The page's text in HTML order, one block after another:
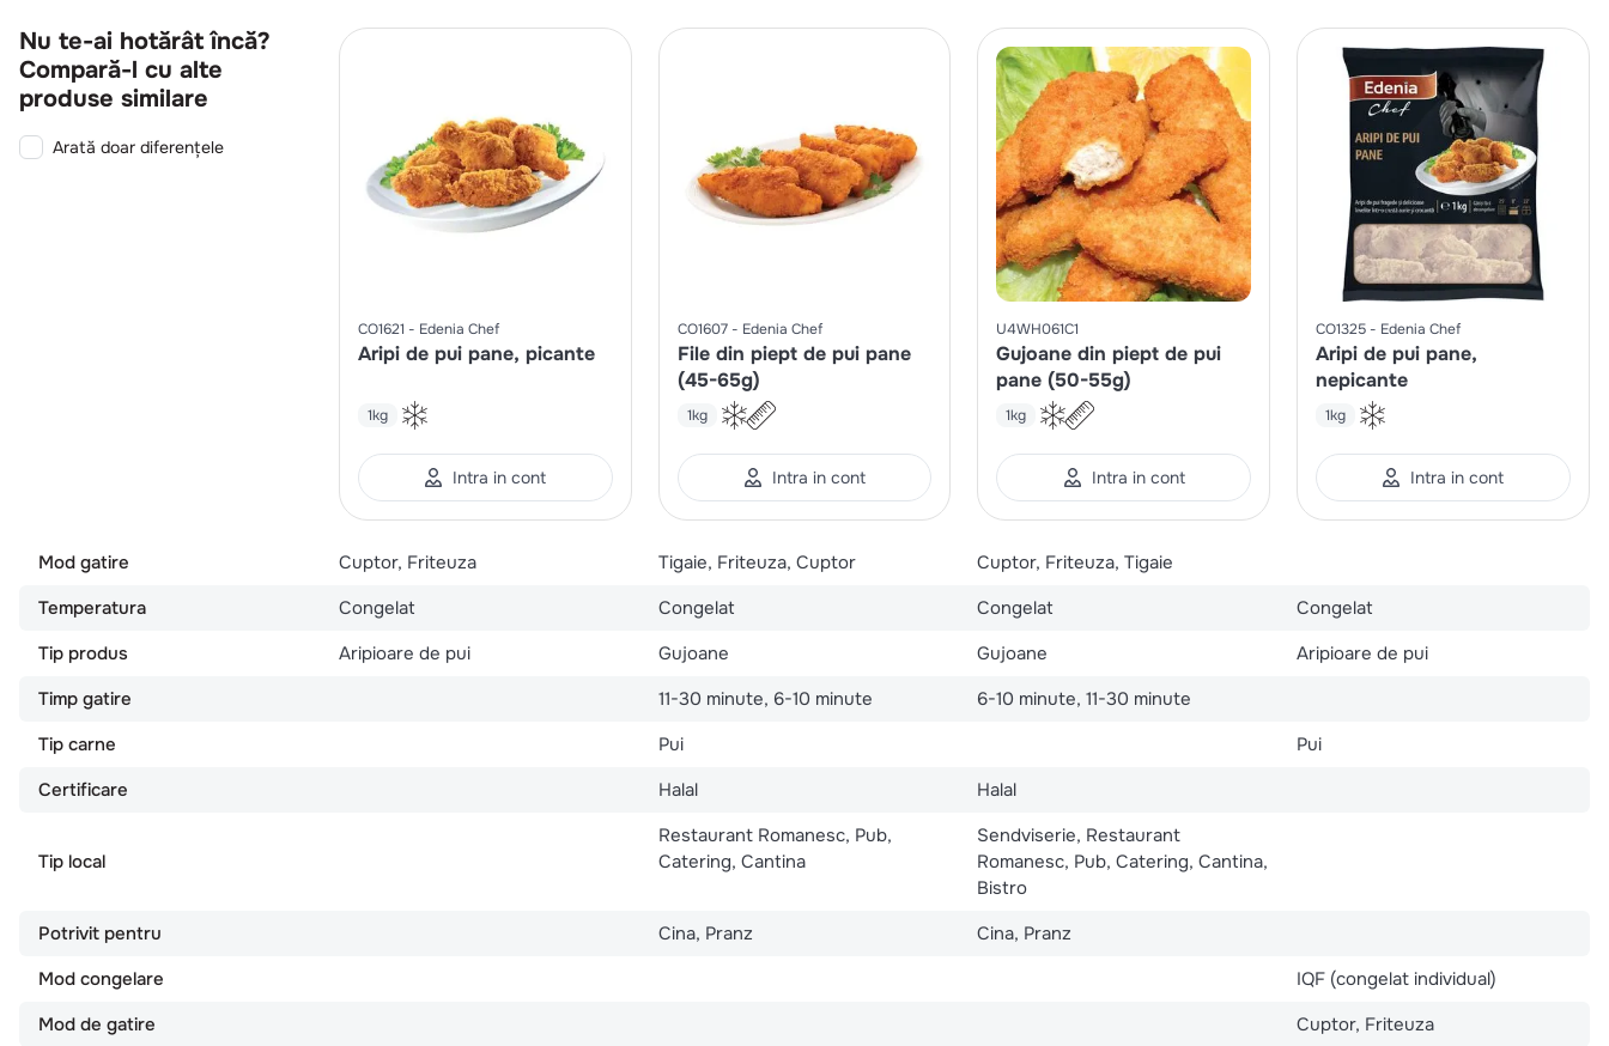
Nu te-ai hotărât încă?
Compară-l cu alte
produse similare
Arată doar diferențele
CO1621 Edenia Chef
Aripi de pui pane, picante
1kg
Intra in cont
CO1607 Edenia Chef
File din piept de pui pane
(45-65g)
1kg
Intra in cont
U4WH061C1
Gujoane din piept de pui
pane (50-55g)
1kg
Intra in cont
CO1325 Edenia Chef
Aripi de pui pane,
nepicante
1kg
Intra in cont
Mod gatire Cuptor, Friteuza Tigaie, Friteuza, Cuptor
Cuptor, Friteuza, Tigaie
Temperatura
Congelat Congelat Congelat
Congelat
Tip produs
Aripioare de pui Gujoane Gujoane
Aripioare de pui
Timp gatire
11-30 minute, 6-10 minute
6-10 minute, 11-30 minute
Tip carne
Pui
Pui
Certificare
Halal Halal
Tip local
Restaurant Romanesc, Pub,
Catering, Cantina
Sendviserie, Restaurant
Romanesc, Pub, Catering, Cantina,
Bistro
Potrivit pentru
Cina, Pranz
Cina, Pranz
Mod congelare
IQF (congelat individual)
Mod de gatire
Cuptor, Friteuza